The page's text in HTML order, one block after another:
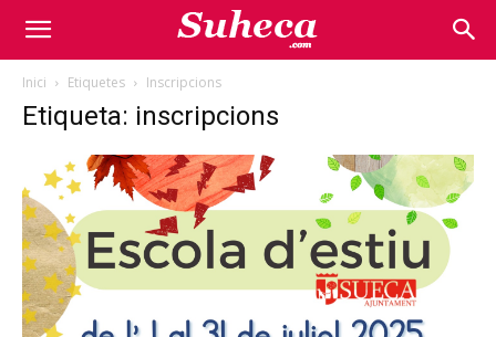
Inici Etiquetes Inscripcions
Etiqueta: inscripcions